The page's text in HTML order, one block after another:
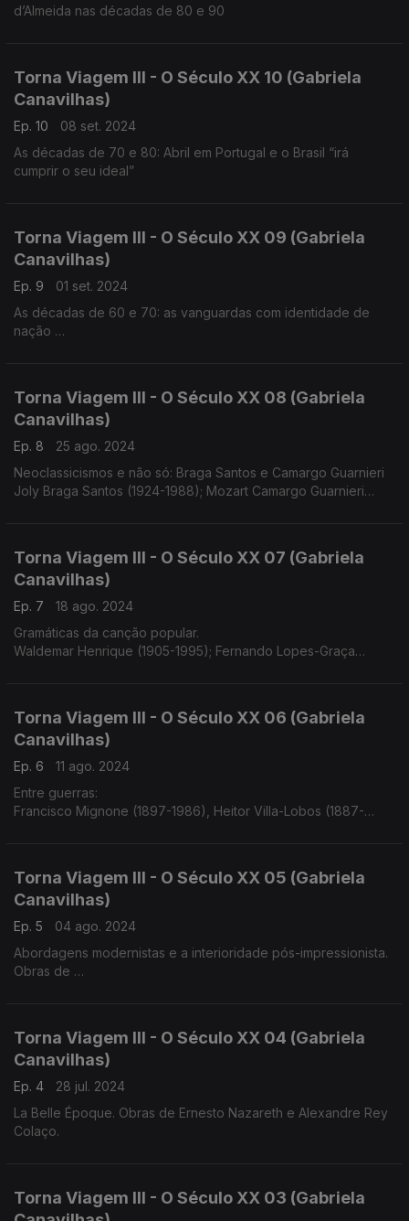
d’Almeida nas décadas de 80 e 90
Torna Viagem III - O Século XX 10 (Gabriela
Canavilhas)
Ep. 10
08 set. 2024
As décadas de 70 e 80: Abril em Portugal e o Brasil “irá
cumprir o seu ideal”
Torna Viagem III - O Século XX 09 (Gabriela
Canavilhas)
Ep. 9
01 set. 2024
As décadas de 60 e 70: as vanguardas com identidade de
nação
Torna Viagem III - O Século XX 08 (Gabriela
Canavilhas)
Ep. 8
25 ago. 2024
Neoclassicismos e não só: Braga Santos e Camargo Guarnieri
Joly Braga Santos (1924-1988); Mozart Camargo Guarnieri
Torna Viagem III - O Século XX 07 (Gabriela
Canavilhas)
Ep. 7
18 ago. 2024
Gramáticas da canção popular.
Waldemar Henrique (1905-1995); Fernando Lopes-Graça
Torna Viagem III - O Século XX 06 (Gabriela
Canavilhas)
Ep. 6
11 ago. 2024
Entre guerras:
Francisco Mignone (1897-1986), Heitor Villa-Lobos (1887-
Torna Viagem III - O Século XX 05 (Gabriela
Canavilhas)
Ep. 5
04 ago. 2024
Abordagens modernistas e a interioridade pós-impressionista.
Obras de
Torna Viagem III - O Século XX 04 (Gabriela
Canavilhas)
Ep. 4
28 jul. 2024
La Belle Époque. Obras de Ernesto Nazareth e Alexandre Rey
Colaço.
Torna Viagem III - O Século XX 03 (Gabriela